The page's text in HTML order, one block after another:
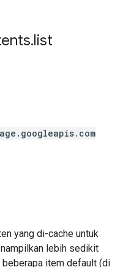
.list
yang di-cache untuk
lebih sedikit
item default (di